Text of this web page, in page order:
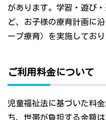
があります。学習・遊び
ど、お子様の療育計画に
ープ療育）を実施しており
ご利用料金について
児童福祉法に基づいた料
ち、世帯が負担する金額